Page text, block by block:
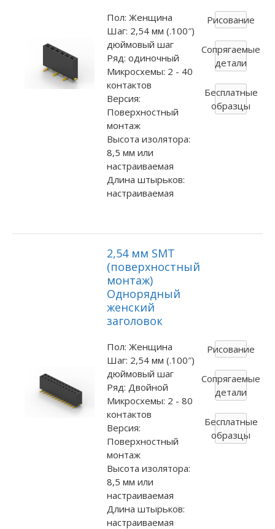
Пол: Женщина
Шаг: 2,54 мм (.100″)
дюймовый шаг
Ряд: одиночный
Микросхемы: 2 - 40
контактов
Версия:
Поверхностный
монтаж
Высота изолятора:
8,5 мм или
настраиваемая
Длина штырьков:
настраиваемая
Рисование
Сопрягаемые
детали
Бесплатные
образцы
2,54 мм SMT
(поверхностный
монтаж)
Однорядный
женский
заголовок
Пол: Женщина
Шаг: 2,54 мм (.100″)
дюймовый шаг
Ряд: Двойной
Микросхемы: 2 - 80
контактов
Версия:
Поверхностный
монтаж
Высота изолятора:
8,5 мм или
настраиваемая
Длина штырьков:
настраиваемая
Рисование
Сопрягаемые
детали
Бесплатные
образцы